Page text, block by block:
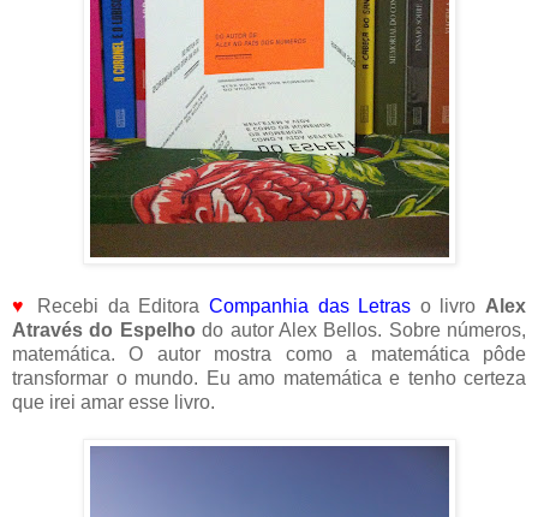
♥ Recebi da EditoraCompanhia das Letras o livro Alex
Através do Espelho do autor Alex Bellos. Sobre números,
matemática. O autor mostra como a matemática pôde
transformar o mundo. Eu amo matemática e tenho certeza
que irei amar esse livro.